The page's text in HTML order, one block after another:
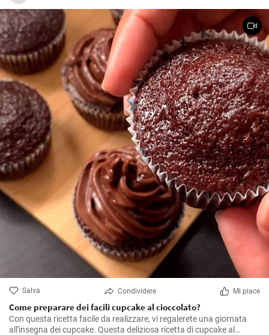
L'ho provata vari volte ed è stata sempre un grande successo con gli
ospiti.
Salva Condividere Mi piace
Come preparare dei facili cupcake al cioccolato?
Con questa ricetta facile da realizzare, vi regalerete una giornata
all'insegna dei cupcake. Questa deliziosa ricetta di cupcake al